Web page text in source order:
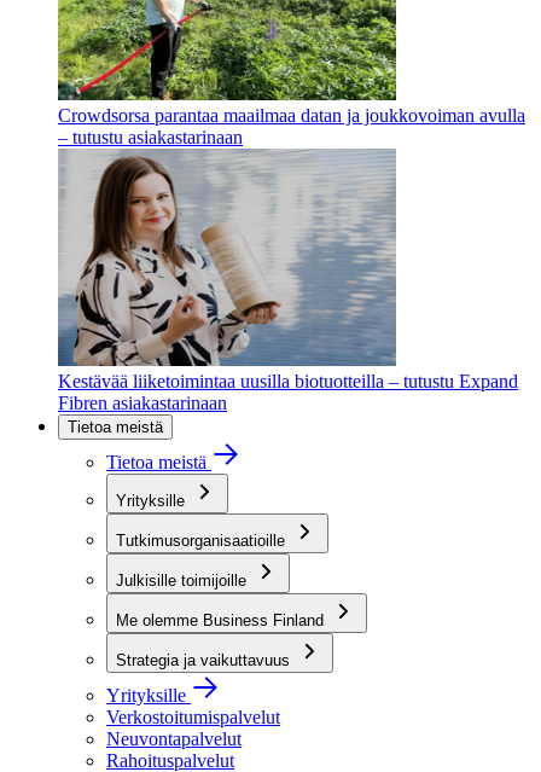
Crowdsorsa parantaa maailmaa datan ja joukkovoiman avulla
– tutustu asiakastarinaan
Kestävää liiketoimintaa uusilla biotuotteilla – tutustu Expand
Fibren asiakastarinaan
Tietoa meistä
Tietoa meistä
Yrityksille
Tutkimusorganisaatioille
Julkisille toimijoille
Me olemme Business Finland
Strategia ja vaikuttavuus
Yrityksille
Verkostoitumispalvelut
Neuvontapalvelut
Rahoituspalvelut